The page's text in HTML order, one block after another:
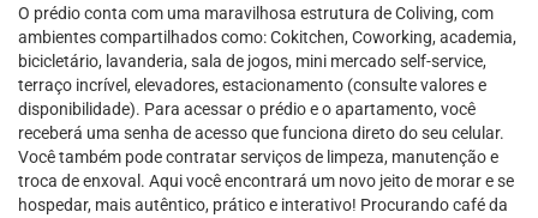
O prédio conta com uma maravilhosa estrutura de Coliving, com
ambientes compartilhados como: Cokitchen, Coworking, academia,
bicicletário, lavanderia, sala de jogos, mini mercado self-service,
terraço incrível, elevadores, estacionamento (consulte valores e
disponibilidade). Para acessar o prédio e o apartamento, você
receberá uma senha de acesso que funciona direto do seu celular.
Você também pode contratar serviços de limpeza, manutenção e
troca de enxoval. Aqui você encontrará um novo jeito de morar e se
hospedar, mais autêntico, prático e interativo! Procurando café da